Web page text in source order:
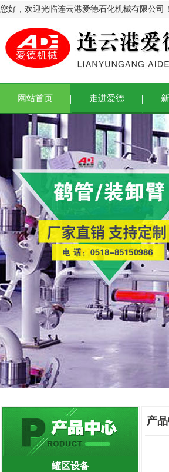
您好，欢迎光临连云港爱德石化机械有限公司
网站首页 走进爱德
罐区设备
产